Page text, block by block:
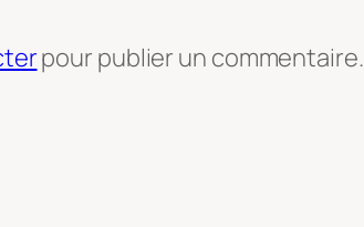
pour publier un commentaire.